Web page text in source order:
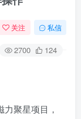
关注 私信
2700 124
聚星项目，